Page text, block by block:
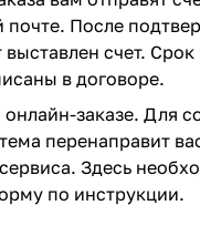
почте. После
выставлен счет.
в договоре.
заказе. Для
перенаправит
Здесь
по инструкции.